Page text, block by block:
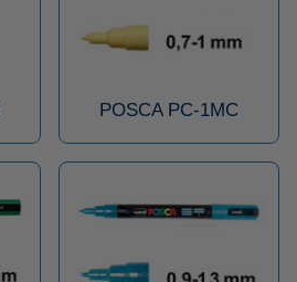
POSCA PC-1MC